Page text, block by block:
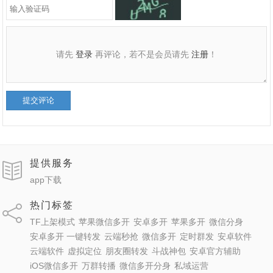
提交评论
提供服务
app下载
热门标签
TF上架模式 苹果微信多开 安卓多开 苹果多开 微信分身
安卓多开 一键转发 云端秒抢 微信多开 定时群发 安卓软件
云端软件 虚拟定位 朋友圈转发 斗战神包 安卓官方辅助
iOS微信多开 万群转播 微信多开分身 私域运营
请先 登录再评论，若不是会员请先 注册！